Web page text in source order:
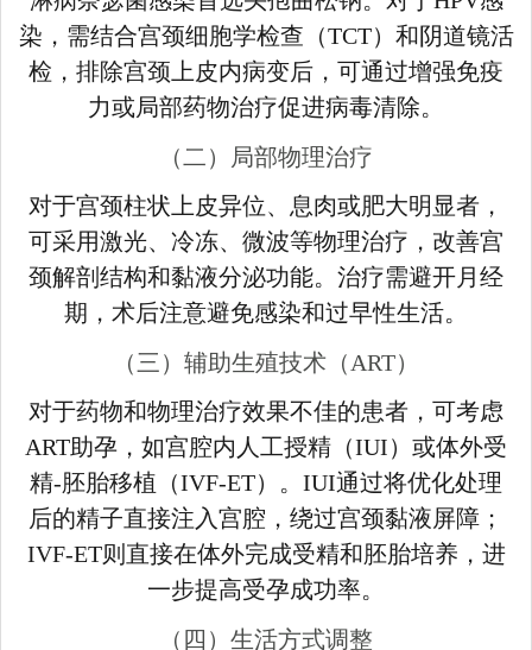
染，需结合宫颈细胞学检查（TCT）和阴道镜活
检，排除宫颈上皮内病变后，可通过增强免疫
力或局部药物治疗促进病毒清除。
（二）局部物理治疗
对于宫颈柱状上皮异位、息肉或肥大明显者，
可采用激光、冷冻、微波等物理治疗，改善宫
颈解剖结构和黏液分泌功能。治疗需避开月经
期，术后注意避免感染和过早性生活。
（三）辅助生殖技术（ART）
对于药物和物理治疗效果不佳的患者，可考虑
ART助孕，如宫腔内人工授精（IUI）或体外受
精-胚胎移植（IVF-ET）。IUI通过将优化处理
后的精子直接注入宫腔，绕过宫颈黏液屏障；
IVF-ET则直接在体外完成受精和胚胎培养，进
一步提高受孕成功率。
（四）生活方式调整